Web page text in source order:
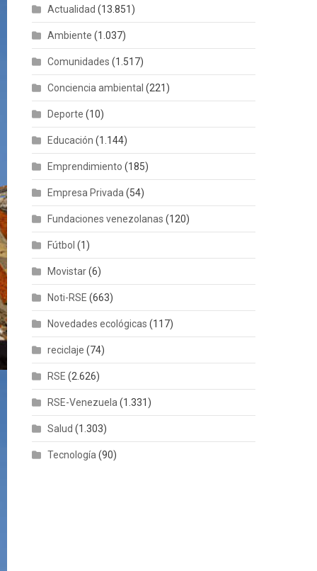
Actualidad (13.851)
Ambiente (1.037)
Comunidades (1.517)
Conciencia ambiental (221)
Deporte (10)
Educación (1.144)
Emprendimiento (185)
Empresa Privada (54)
Fundaciones venezolanas (120)
Fútbol (1)
Movistar(6)
Noti-RSE (663)
Novedades ecológicas (117)
reciclaje (74)
RSE (2.626)
RSE-Venezuela (1.331)
Salud (1.303)
Tecnología (90)